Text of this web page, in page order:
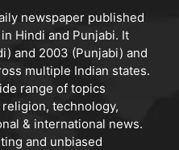
newspaper published
Hindi and Punjabi. It
and 2003 (Punjabi) and
multiple Indian states.
range of topics
technology,
& international news.
and unbiased